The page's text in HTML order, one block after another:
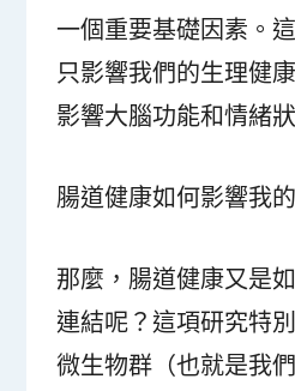
一個重要基礎因素。
只影響我們的生理健
影響大腦功能和情緒
腸道健康如何影響我
那麼，腸道健康又是
連結呢？這項研究特
微生物群（也就是我